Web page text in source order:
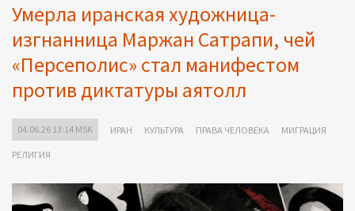
Умерла иранская художница-
изгнанница Маржан Сатрапи, чей
«Персеполис» стал манифестом
против диктатуры аятолл
04.06.26 13:14 MSK ИРАН КУЛЬТУРА ПРАВА ЧЕЛОВЕКА МИГРАЦИЯ
РЕЛИГИЯ